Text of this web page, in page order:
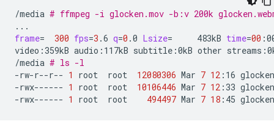
/media # ffmpeg -i glocken.mov -b:v 200k
frame= 300 fps=3 .6 q=0 .0 Lsize= 483kB time=00
video:359kB audio:117kB subtitle:0kB other
/media # ls -l
-rw-r--r-- 1 root root 12080306 Mar 7 12 :16
-rwx------ 1 root root 10106446 Mar 7 12 :33
-rwx------ 1 root root 494497 Mar 7 18 :45